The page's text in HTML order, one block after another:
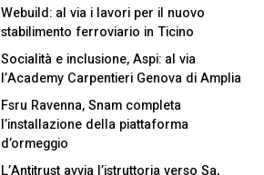
Webuild: al via i lavori per il nuovo
stabilimento ferroviario in Ticino
Socialità e inclusione, Aspi: al via
l’Academy Carpentieri Genova di Amplia
Fsru Ravenna, Snam completa
l’installazione della piattaforma
d’ormeggio
L’Antitrust avvia l’istruttoria verso Sa,